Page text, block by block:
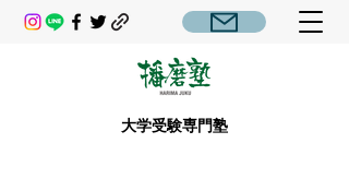
大学受験専門塾